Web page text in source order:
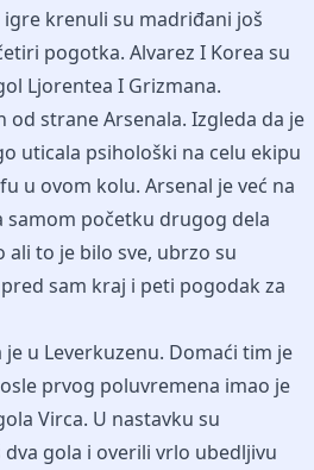
igre krenuli su madriđani još
pogotka. Alvarez I Korea su
Ljorentea I Grizmana.
strane Arsenala. Izgleda da je
uticala psihološki na celu ekipu
u ovom kolu. Arsenal je već na
samom početku drugog dela
to je bilo sve, ubrzo su
sam kraj i peti pogodak za
u Leverkuzenu. Domaći tim je
prvog poluvremena imao je
Virca. U nastavku su
gola i overili vrlo ubedljivu